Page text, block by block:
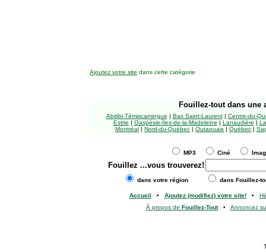
Ajoutez votre site dans cette catégorie
Fouillez-tout dans une
Abitibi-Témiscamingue | Bas Saint-Laurent| Centre-du-
Estrie | Gaspésie-Îles-de-la-Madeleine | Lanaudière |
Montréal | Nord-du-Québec | Outaouais | Québec |
MP3 Ciné
Fouillez ...vous trouverez!
dans votre région dans Fouillez-
Accueil • Ajoutez (modifiez) votre site!•
À propos de Fouillez-Tout• Annoncez